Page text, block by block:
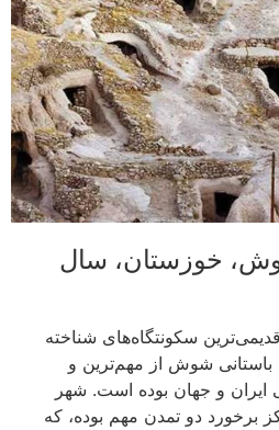
خوزستان، سال
سکونتگاه‌های شناخته
شوش از مهم‌ترین و
ایران و جهان بوده‌ است. شهر
برخورد دو تمدن مهم بوده، که